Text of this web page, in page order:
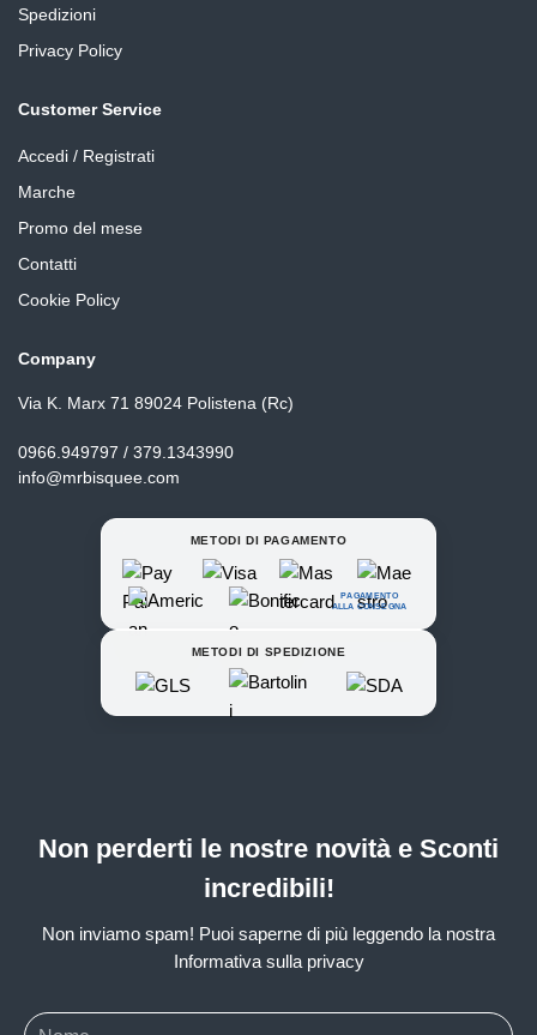
Spedizioni
Privacy Policy
Customer Service
Accedi / Registrati
Marche
Promo del mese
Contatti
Cookie Policy
Company
Via K. Marx 71 89024 Polistena (Rc)
0966.949797 / 379.1343990
info@mrbisquee.com
METODI DI PAGAMENTO
PAGAMENTO
ALLA CONSEGNA
METODI DI SPEDIZIONE
Non perderti le nostre novità e Sconti
incredibili!
Non inviamo spam! Puoi saperne di più leggendo la nostra
Informativa sulla privacy